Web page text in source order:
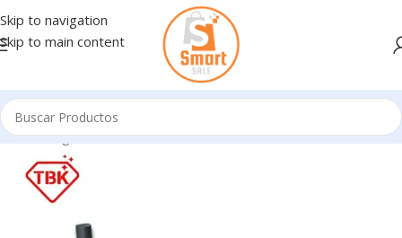
Skip to navigation
Skip to main content
Inicio/Ingresando